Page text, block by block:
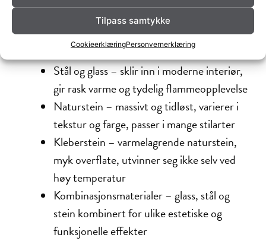
Tilpass samtykke
CookieerklæringPersonvernerklæring
Materiale og overflate påvirker mer enn
utseendet:
Stål og glass – sklir inn i moderne interiør,
gir rask varme og tydelig flammeopplevelse
Naturstein – massivt og tidløst, varierer i
tekstur og farge, passer i mange stilarter
Kleberstein – varmelagrende naturstein,
myk overflate, utvinner seg ikke selv ved
høy temperatur
Kombinasjonsmaterialer – glass, stål og
stein kombinert for ulike estetiske og
funksjonelle effekter